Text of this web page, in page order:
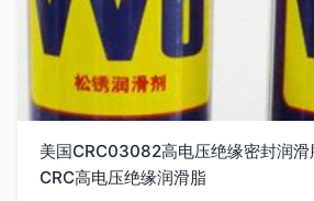
美国CRC03082高电压绝缘密封润
CRC高电压绝缘润滑脂